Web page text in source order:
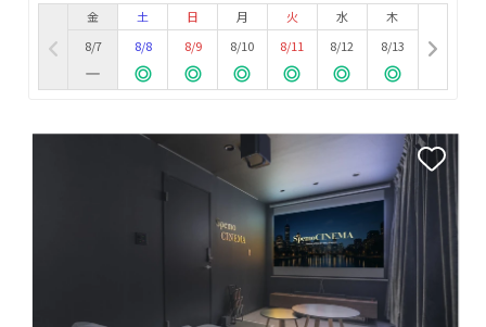
金
8/7
土
8/8
日
8/9
月
8/10
火
8/11
水
8/12
木
8/13